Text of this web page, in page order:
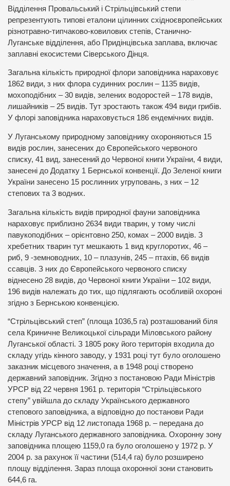
Відділення Провальський і Стрільцівський степи
репрезентують типові еталони цілинних східноєвропейських
різнотравно-типчаково-ковилових степів, Станично-
Луганське відділення, або Придінцівська заплава, включає
заплавні екосистеми Сіверського Дінця.
Загальна кількість природної флори заповідника нараховує
1862 види, з них флора судинних рослин – 1135 видів,
мохоподібних – 30 видів, зелених водоростей – 178 видів,
лишайників – 25 видів. Тут зростають також 494 види грибів.
У флорі заповідника нараховується 186 ендемічних видів.
У Луганському природному заповіднику охороняються 15
видів рослин, занесених до Європейського червоного
списку, 41 вид, занесений до Червоної книги України, 4 види,
занесені до Додатку 1 Бернської конвенції. До Зеленої книги
України занесено 15 рослинних угруповань, з них – 12
степових та 3 водних.
Загальна кількість видів природної фауни заповідника
нараховує приблизно 2634 види тварин, у тому числі
павукоподібних – орієнтовно 250, комах – 2000 видів. З
хребетних тварин тут мешкають 1 вид круглоротих, 46 –
риб, 9 -земноводних, 10 – плазунів, 245 – птахів, 66 видів
ссавців. З них до Європейського червоного списку
віднесено 28 видів, до Червоної книги України – 102 види,
196 видів належать до тих, що підлягають особливій охороні
згідно з Бернською конвенцією.
“Стрільцівський степ” (площа 1036,5 га) розташований біля
села Криничне Великоцької сільради Міловського району
Луганської області. З 1805 року його територія входила до
складу угідь кінного заводу, у 1931 році тут було оголошено
заказник місцевого значення, а в 1948 році створено
державний заповідник. Згідно з постановою Ради Міністрів
УРСР від 22 червня 1961 р. територія “Стрільцівського
степу” увійшла до складу Українського державного
степового заповідника, а відповідно до постанови Ради
Міністрів УРСР від 12 листопада 1968 р. – передана до
складу Луганського державного заповідника. Охоронну зону
заповідника площею 1159,0 га було оголошено у 1972 р. У
2004 р. за рахунок її частини (514,4 га) було розширено
площу відділення. Зараз площа охоронної зони становить
644,6 га.